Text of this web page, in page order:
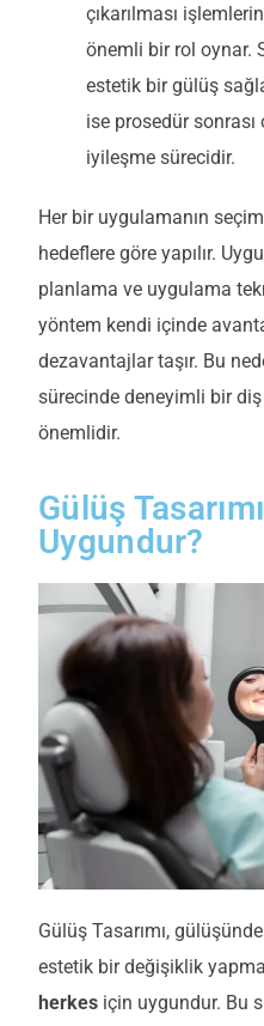
çıkarılması
önemli bir rol oynar.
estetik bir gülüş
ise prosedür
iyileşme sürecidir.
Her bir uygulamanın
hedeflere göre yapılır.
planlama ve uygulama
yöntem kendi içinde
dezavantajlar taşır. Bu
sürecinde deneyimli bir
önemlidir.
Gülüş
Uygundur?
Gülüş Tasarımı,
estetik bir değişiklik
herkes için uygundur. Bu